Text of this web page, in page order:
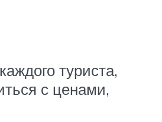
туриста,
с ценами,